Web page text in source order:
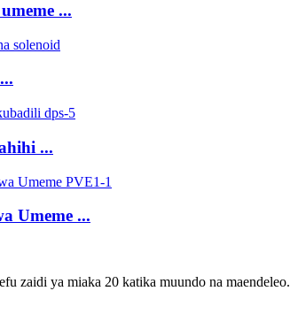
...
...
Umeme ...
zaidi ya miaka 20 katika muundo na maendeleo.